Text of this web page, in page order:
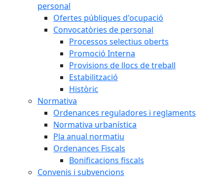
personal
Ofertes públiques d'ocupació
Convocatòries de personal
Processos selectius oberts
Promoció Interna
Provisions de llocs de treball
Estabilització
Històric
Normativa
Ordenances reguladores i reglaments
Normativa urbanística
Pla anual normatiu
Ordenances Fiscals
Bonificacions fiscals
Convenis i subvencions